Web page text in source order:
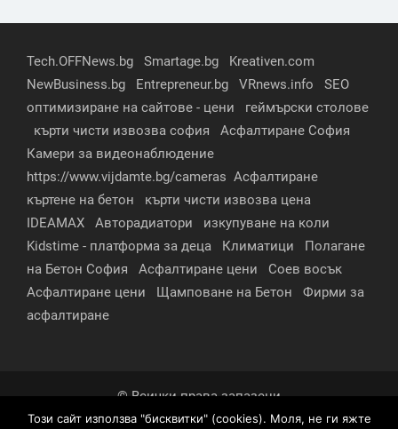
Tech.OFFNews.bg Smartage.bg
Kreativen.com
NewBusiness.bg
Entrepreneur.bg VRnews.info
SEO
оптимизиране на сайтове - цени
геймърски столове
кърти чисти извозва софия
Асфалтиране София
Камери за видеонаблюдение
https://www.vijdamte.bg/cameras Асфалтиране
къртене на бетон
кърти чисти извозва цена
IDEAMAX
Авторадиатори
изкупуване на коли
Kidstime - платформа за деца
Климатици
Полагане
на Бетон София
Асфалтиране цени
Соев восък
Асфалтиране цени
Щамповане на Бетон
Фирми за
асфалтиране
© Всички права запазени
Този сайт използва "бисквитки" (cookies). Моля, не ги яжте